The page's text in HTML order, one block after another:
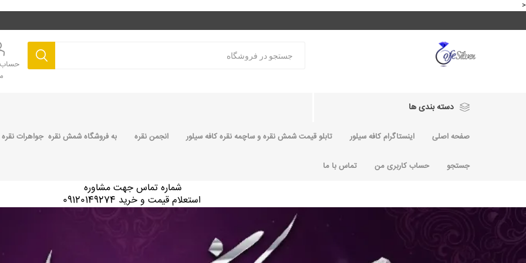
<
حساب
دسته بندی ها
صفحه اصلی اینستاگرام کافه سیلور تابلو قیمت شمش نقره و ساچمه نقره کافه سیلور انجمن نقره به فروشگاه شمش نقره جواهرات
جستجو حساب کاربری من تماس با ما
شماره تماس جهت مشاوره
استعلام قیمت و خرید 09120149274